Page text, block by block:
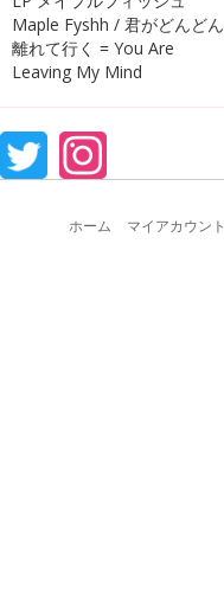
Maple Fyshh / 君がどんどん
離れて行く = You Are
Leaving My Mind
ホーム マイアカウント